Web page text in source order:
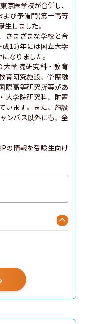
京医学校が合併し、
び予備門(第一高等
しました。
さまざまな学校と合
16)年には国立大学
なりました。
大学院研究科・教育
育研究施設、学際融
際高等研究所等があ
大学院研究科、附置
います。また、施設
ンパス以外にも、全
の情報を受験生向け